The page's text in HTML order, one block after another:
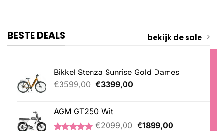
BESTE DEALS bekijk de sale
Bikkel Stenza Sunrise Gold Dames
€3599,00 Oorspronkelijke
€3599,00.
€3399,00Huidige
AGM GT250 Wit
€2099,00 Oorspronkelijke
€1899,00Huidige